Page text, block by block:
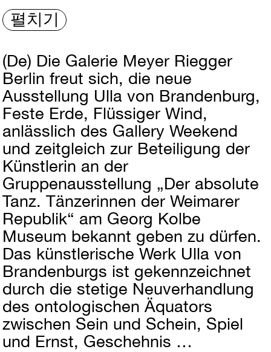
펼치기
(De) Die Galerie Meyer Riegger
Berlin freut sich, die neue
Ausstellung Ulla von Brandenburg,
Feste Erde, Flüssiger Wind,
anlässlich des Gallery Weekend
und zeitgleich zur Beteiligung der
Künstlerin an der
Gruppenausstellung „Der absolute
Tanz. Tänzerinnen der Weimarer
Republik“ am Georg Kolbe
Museum bekannt geben zu dürfen.
Das künstlerische Werk Ulla von
Brandenburgs ist gekennzeichnet
durch die stetige Neuverhandlung
des ontologischen Äquators
zwischen Sein und Schein, Spiel
und Ernst, Geschehnis …